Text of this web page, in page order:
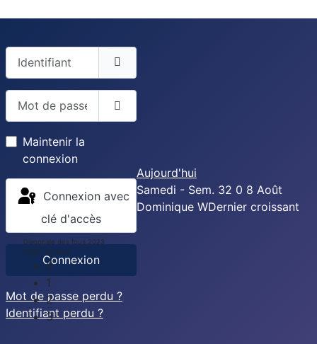
Diagonale des fous 2023
Video Youtube
0
1
2
3
Identifiant
Mot de passe
Afficher le mot de passe
Maintenir la
connexion
clé d'accès
Connexion
Mot de passe perdu ?
Identifiant perdu ?
Aujourd'hui
Samedi - Sem. 32 0 8 Août
Dominique WDernier croissant